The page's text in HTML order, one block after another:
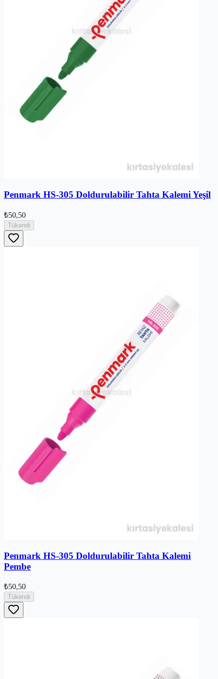
Penmark HS-305 Doldurulabilir Tahta Kalemi Yeşil
₺50,50
Tükendi
Penmark HS-305 Doldurulabilir Tahta Kalemi
Pembe
₺50,50
Tükendi